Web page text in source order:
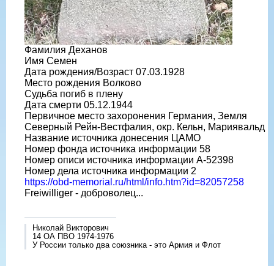
Фамилия Деханов
Имя Семен
Дата рождения/Возраст 07.03.1928
Место рождения Волково
Судьба погиб в плену
Дата смерти 05.12.1944
Первичное место захоронения Германия, Земля
Северный Рейн-Вестфалия, окр. Кельн, Мариявальд
Название источника донесения ЦАМО
Номер фонда источника информации 58
Номер описи источника информации A-52398
Номер дела источника информации 2
https://obd-memorial.ru/html/info.htm?id=82057258
Freiwilliger - доброволец...
Николай Викторович
14 ОА ПВО 1974-1976
У России только два союзника - это Армия и Флот